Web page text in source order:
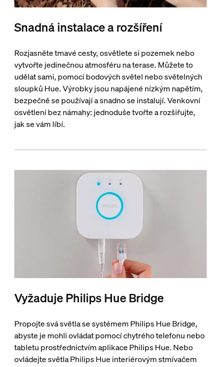
Snadná instalace a rozšíření
Rozjasněte tmavé cesty, osvětlete si pozemek nebo
vytvořte jedinečnou atmosféru na terase. Můžete to
udělat sami, pomocí bodových světel nebo světelných
sloupků Hue. Výrobky jsou napájené nízkým napětím,
bezpečně se používají a snadno se instalují. Venkovní
osvětlení bez námahy: jednoduše tvořte a rozšiřujte,
jak se vám líbí.
Vyžaduje Philips Hue Bridge
Propojte svá světla se systémem Philips Hue Bridge,
abyste je mohli ovládat pomocí chytrého telefonu nebo
tabletu prostřednictvím aplikace Philips Hue. Nebo
ovládejte světla Philips Hue interiérovým stmívačem